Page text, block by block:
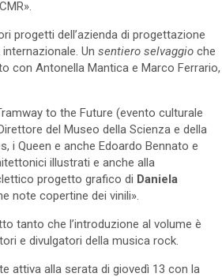
progetti dell’azienda di progettazione
Un sentiero selvaggio che
con Antonella Mantica e Marco Ferrario,
to the Future (evento culturale
del Museo della Scienza e della
i Queen e anche Edoardo Bennato e
illustrati e anche alla
progetto grafico di Daniela
note copertine dei vinili».
tanto che l’introduzione al volume è
e divulgatori della musica rock.
attiva alla serata di giovedì 13 con la